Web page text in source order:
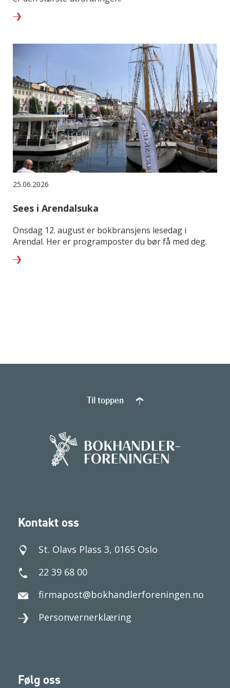
25.06.2026
Sees i Arendalsuka
Onsdag 12. august er bokbransjens lesedag i
Arendal. Her er programposter du bør få med deg.
Kontakt oss
St. Olavs Plass 3, 0165 Oslo
22 39 68 00
firmapost@bokhandlerforeningen.no
Personvernerklæring
Følg oss
Til toppen